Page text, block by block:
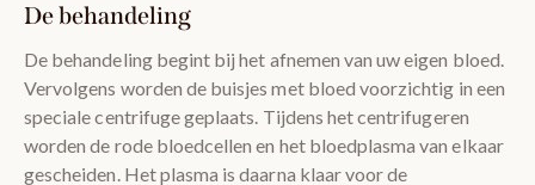
De behandeling
De behandeling begint bij het afnemen van uw eigen bloed.
Vervolgens worden de buisjes met bloed voorzichtig in een
speciale centrifuge geplaats. Tijdens het centrifugeren
worden de rode bloedcellen en het bloedplasma van elkaar
gescheiden. Het plasma is daarna klaar voor de